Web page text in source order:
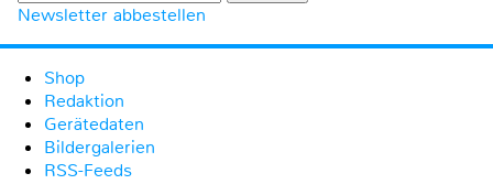
Newsletter abbestellen
Shop
Redaktion
Gerätedaten
Bildergalerien
RSS-Feeds